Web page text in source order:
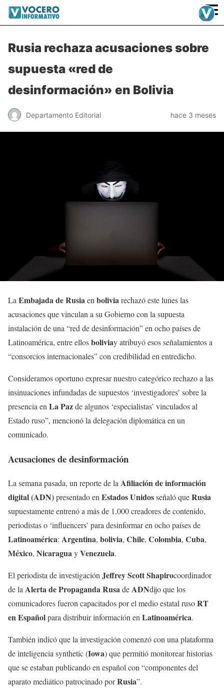
≡
Rusia rechaza acusaciones sobre
supuesta «red de
desinformación» en Bolivia
Departamento Editorial hace 3 meses
La Embajada de Rusiaen boliviarechazó este lunes las
acusaciones que vinculan a su Gobierno con la supuesta
instalación de una “red de desinformación” en ocho países de
Latinoamérica, entre ellosboliviay atribuyó esos señalamientos a
“consorcios internacionales” con credibilidad en entredicho.
Consideramos oportuno expresar nuestro categórico rechazo a las
insinuaciones infundadas de supuestos ‘investigadores’ sobre la
presencia en La Pazde algunos ‘especialistas’ vinculados al
Estado ruso”, mencionó la delegación diplomática en un
comunicado.
Acusaciones de desinformación
La semana pasada, un reporte de laAfiliación de información
digital (ADN)presentado enEstados Unidosseñaló queRusia
supuestamente entrenó a más de 1.000 creadores de contenido,
periodistas o ‘influencers’ para desinformar en ocho países de
Latinoamérica: Argentina, bolivia, Chile, Colombia, Cuba,
México, NicaraguayVenezuela.
El periodista de investigaciónJeffrey Scott Shapirocoordinador
de laAlerta de Propaganda RusadeADNdijo que los
comunicadores fueron capacitados por el medio estatal rusoRT
en Españolpara distribuir información enLatinoamérica.
También indicó que la investigación comenzó con una plataforma
de inteligencia synthetic (Iowa) que permitió monitorear historias
que se estaban publicando en español con “componentes del
aparato mediático patrocinado porRusia”.